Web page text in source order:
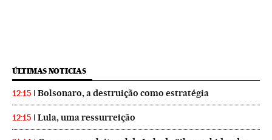
ÚLTIMAS NOTICIAS
12:15 Bolsonaro, a destruição como estratégia
12:15 Lula, uma ressurreição